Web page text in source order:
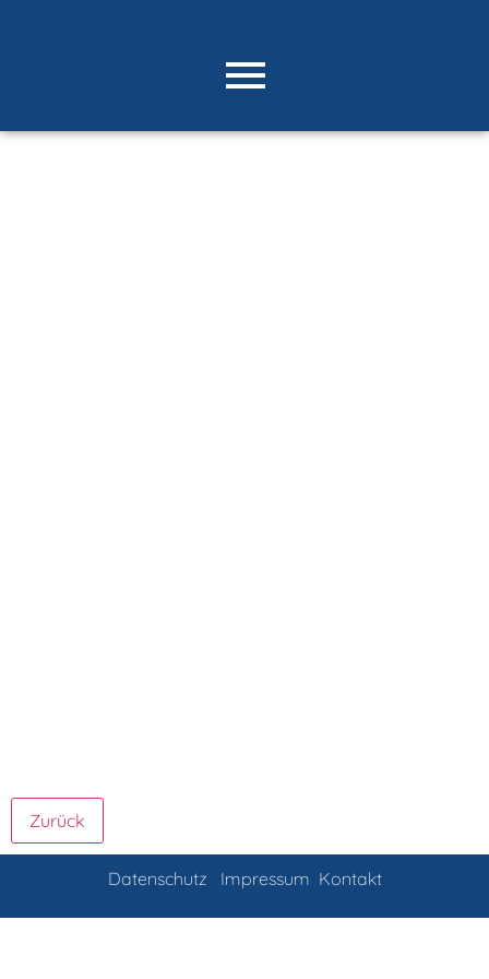
Datenschutz Impressum Kontakt